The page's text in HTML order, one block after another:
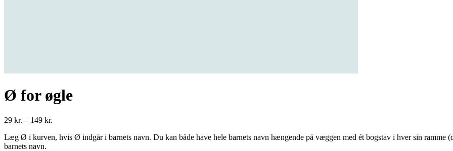
Ø for øgle
29 kr. – 149 kr.
til
Læg Ø i kurven, hvis Ø indgår i barnets navn. Du kan både have hele barnets navn hængende på væggen med ét bogstav i hver sin ramme
barnets navn.